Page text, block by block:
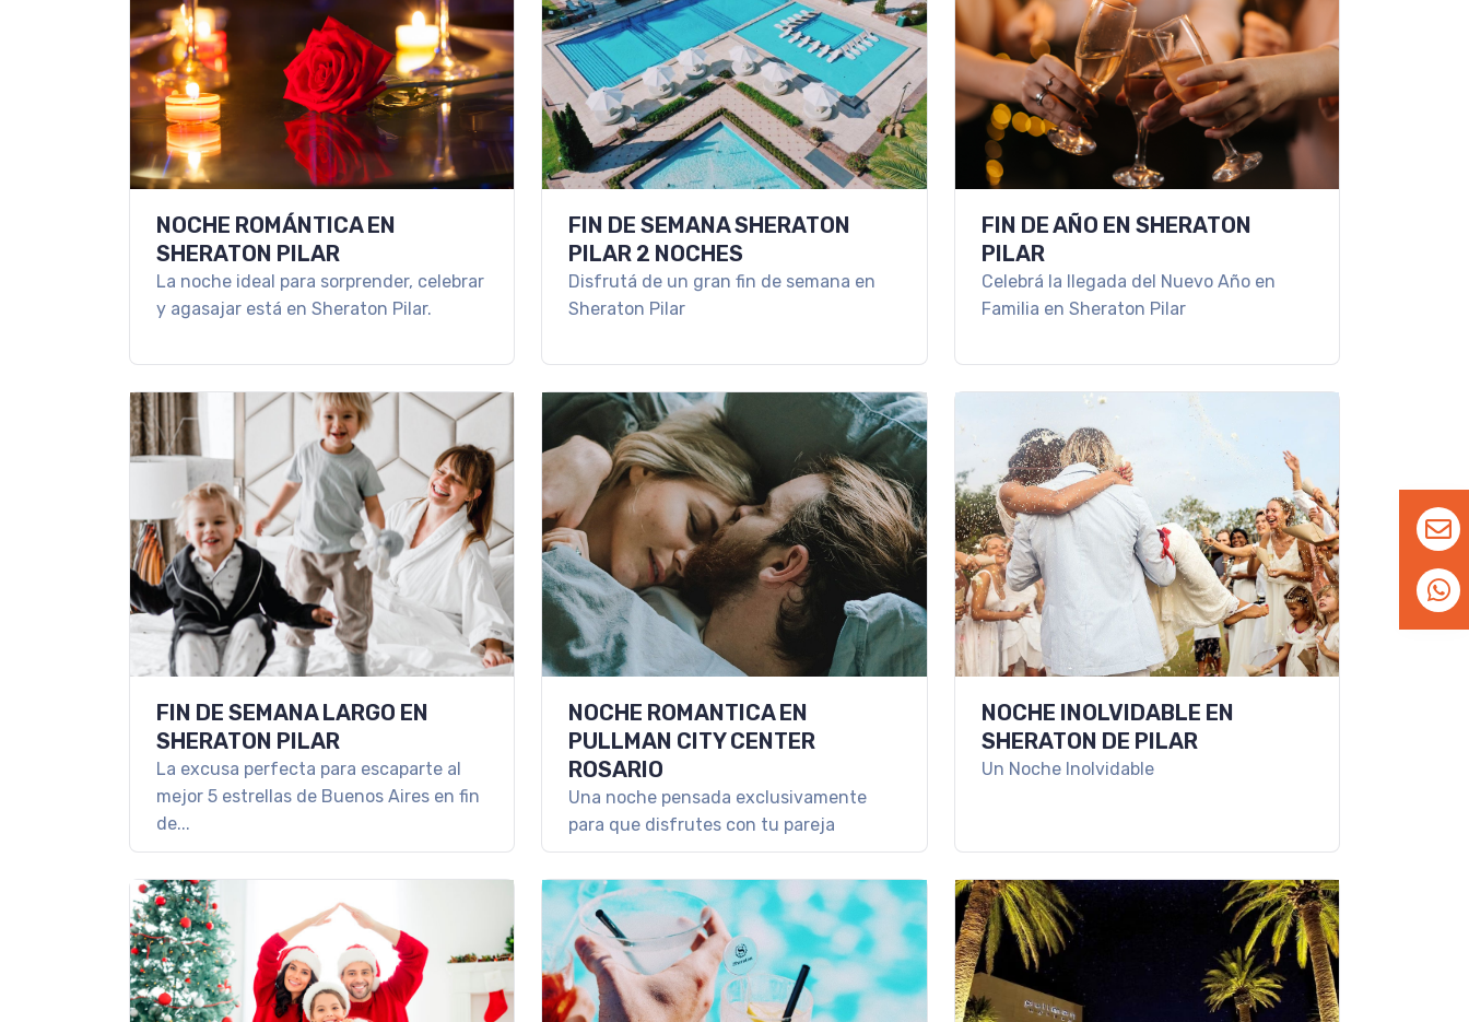
NOCHE ROMÁNTICA EN
SHERATON PILAR
La noche ideal para sorprender, celebrar
y agasajar está en Sheraton Pilar.
FIN DE SEMANA SHERATON
PILAR 2 NOCHES
Disfrutá de un gran fin de semana en
Sheraton Pilar
FIN DE AÑO EN SHERATON
PILAR
Celebrá la llegada del Nuevo Año en
Familia en Sheraton Pilar
FIN DE SEMANA LARGO EN
SHERATON PILAR
La excusa perfecta para escaparte al
mejor 5 estrellas de Buenos Aires en fin
de...
NOCHE ROMANTICA EN
PULLMAN CITY CENTER
ROSARIO
Una noche pensada exclusivamente
para que disfrutes con tu pareja
NOCHE INOLVIDABLE EN
SHERATON DE PILAR
Un Noche Inolvidable